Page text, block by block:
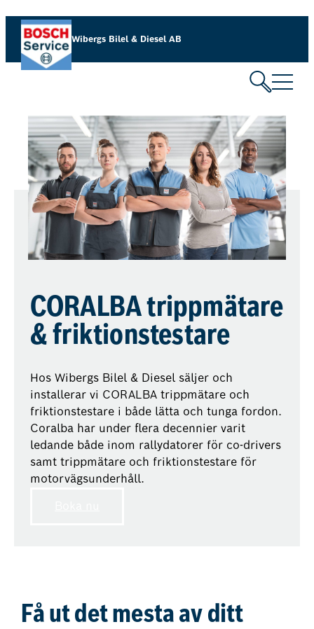
Wibergs Bilel & Diesel AB
CORALBA trippmätare
& friktionstestare
Hos Wibergs Bilel & Diesel säljer och
installerar vi CORALBA trippmätare och
friktionstestare i både lätta och tunga fordon.
Coralba har under flera decennier varit
ledande både inom rallydatorer för co-drivers
samt trippmätare och friktionstestare för
motorvägsunderhåll.
Få ut det mesta av ditt